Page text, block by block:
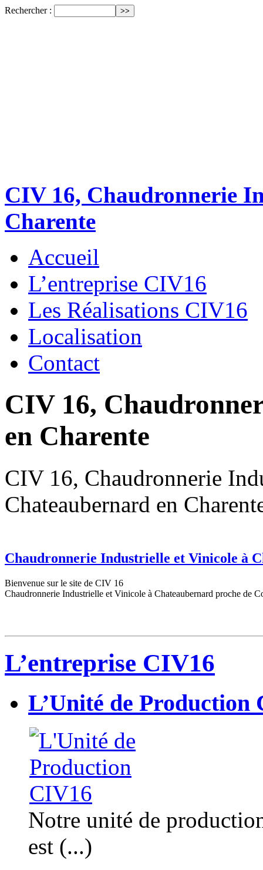
Rechercher :
CIV 16, Chaudronnerie
Charente
Accueil
L’entreprise CIV16
Les Réalisations CIV16
Localisation
Contact
CIV 16,
en Charente
CIV 16, Chaudronnerie
Chateaubernard en
Chaudronnerie Industrielle et Vinicole à
Bienvenue sur le site de CIV 16
Chaudronnerie Industrielle et Vinicole à Chateaubernard proche de
L’entreprise CIV16
L’Unité de Production
Notre unité de
est (...)